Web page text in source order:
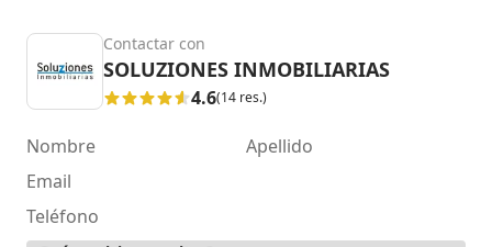
Contactar con
SOLUZIONES INMOBILIARIAS
4.6(14 res.)